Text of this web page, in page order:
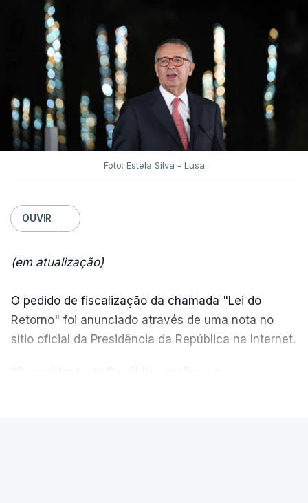
Foto: Estela Silva - Lusa
OUVIR
(em atualização)
O pedido de fiscalização da chamada "Lei do
Retorno" foi anunciado através de uma nota no
sítio oficial da Presidência da República na Internet.